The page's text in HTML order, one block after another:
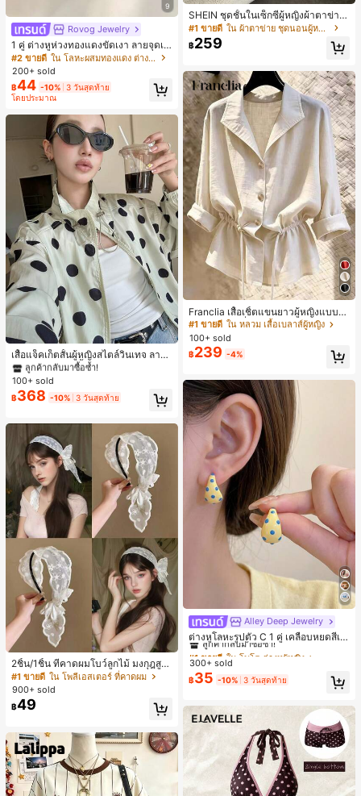
9
Rovog Jewelry
1 คู่ ต่างหูห่วงทองแดงขัดเงา ลายจุดเร
ขาคณิตสไตล์มินิมอล เหมาะสำหรับสว
มใส่ประจำวันแบบสบายๆ สำหรับผู้หญิง
#2 ขายดี
ใน โลหะผสมทองแดง ต่างหูผู้หญิง
200+ sold
฿44 -10% 3 วันสุดท้าย
โดยประมาณ
เสื้อแจ็คเก็ตสั้นผู้หญิงสไตล์วินเทจ ลายจุ
ดขนาดใหญ่ คอตั้ง เอวเข้ารูป แขนพอง
ทรงหลวม แฟชั่นอเนกประสงค์ สำหรับใ
ส่ประจำวันและไปเที่ยวพักผ่อน
#1 ขายดี
ใน กระเป๋า เสื้อคลุมลำลอง
ลูกค้ากลับมาซื้อซ้ำ!
#1 ขายดี ใน กระเป๋า เสื้อคลุมลำลอง
ลูกค้ากลับมาซื้อซ้ำ!
#1 ขายดี ใน กระเป๋า เสื้อคลุมลำลอง
ลูกค้ากลับมาซื้อซ้ำ!
#1 ขายดี ใน กระเป๋า เสื้อคลุมลำลอง
100+ sold
฿368 -10% 3 วันสุดท้าย
2ชิ้น/1ชิ้น ที่คาดผมโบว์ลูกไม้ มงกุฎสูง
แถบกว้าง สีดำ สีขาว สำหรับใส่ประจำ
วัน กิ๊บติดผม ยางรัดผม (ลายปักดอกไม้
จัดวางแบบสุ่ม)
#1 ขายดี ใน โพลีเอสเตอร์ ที่คาดผม
900+ sold
฿49
SHEIN ชุดชั้นในเซ็กซี่ผู้หญิงผ้าตาข่าย
มีโครงคัพบาง
#1 ขายดี ใน ผ้าตาข่าย ชุดนอนผู้หญิง
฿259
Franclia เสื้อเชิ้ตแขนยาวผู้หญิงแบบห
ลวมทรงสลัชชี่ลำลอง มีเชือกรูด ช่วยพร
างหุ่น
#1 ขายดี ใน หลวม เสื้อเบลาส์ผู้หญิง
100+ sold
฿239 -4%
Alley Deep Jewelry
ต่างหูโลหะรูปตัว C 1 คู่ เคลือบหยดสีเห
ลือง ลายจุดสีน้ำเงิน สไตล์ยุโรปและอเม
ริกัน แฟชั่นส่วนตัว หวานและสง่างาม
สำหรับผู้หญิงและเด็กหญิง สำหรับการเ
ดินทาง งานแต่งงาน ปาร์ตี้ วันเกิด ของ
#1 ขายดี ใน โบโฮ ต่างหูผู้หญิง
ลูกค้ากลับมาซื้อซ้ำ!
เกือบหมดแล้ว!
#1 ขายดี ใน โบโฮ ต่างหูผู้หญิง
ลูกค้ากลับมาซื้อซ้ำ!
เกือบหมดแล้ว!
#1 ขายดี ใน โบโฮ ต่างหูผู้หญิง
ลูกค้ากลับมาซื้อซ้ำ!
เกือบหมดแล้ว!
#1 ขายดี ใน โบโฮ ต่างหูผู้หญิง
เกือบหมดแล้ว!
300+ sold
฿35 -10% 3 วันสุดท้าย